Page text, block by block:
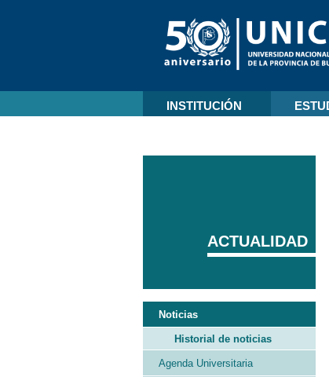
INSTITUCIÓN
ACTUALIDAD
Noticias
Historial de noticias
Agenda Universitaria